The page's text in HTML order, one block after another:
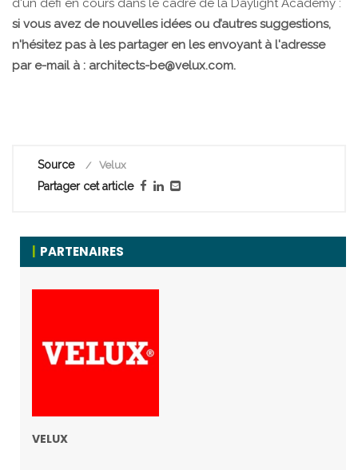
d'un défi en cours dans le cadre de la Daylight Academy :
si vous avez de nouvelles idées ou d’autres suggestions,
n'hésitez pas à les partager en les envoyant à l'adresse
par e-mail à : architects-be@velux.com.
Source Velux
Partager cet article
PARTENAIRES
VELUX